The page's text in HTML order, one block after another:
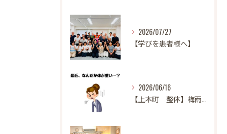
2026/07/27
【学びを患者様へ】
2026/06/16
【上本町 整体】梅雨になると体調が悪くなる方へ